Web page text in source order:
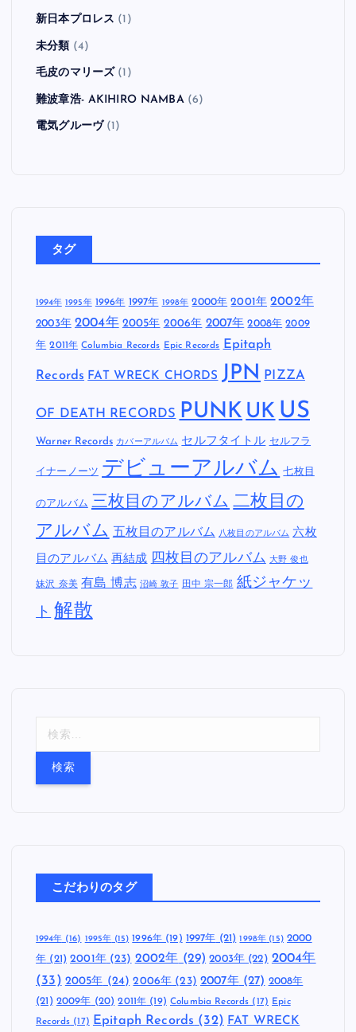
新日本プロレス (1)
未分類 (4)
毛皮のマリーズ (1)
難波章浩- AKIHIRO NAMBA(6)
電気グルーヴ(1)
タグ
1994年 1995年 1996年 1997年 1998年 2000年 2001年 2002年
2003年 2004年 2005年 2006年 2007年 2008年 2009
年 2011年 Columbia Records Epic Records Epitaph
Records FAT WRECK CHORDS JPN PIZZA
OF DEATH RECORDS PUNK UK US
Warner Records カバーアルバム セルフタイトル セルフラ
イナーノーツ デビューアルバム 七枚目
のアルバム 三枚目のアルバム 二枚目の
アルバム 五枚目のアルバム 八枚目のアルバム 六枚
目のアルバム 再結成 四枚目のアルバム 大野 俊也
妹沢 奈美 有島 博志 沼崎 敦子 田中 宗一郎 紙ジャケッ
ト 解散
こだわりのタグ
1994年(16) 1995年 (15) 1996年(19) 1997年 (21) 1998年 (15) 2000
年 (21) 2001年(23) 2002年 (29) 2003年 (22) 2004年
(33) 2005年 (24) 2006年 (23) 2007年(27) 2008年
(21) 2009年 (20) 2011年 (19) Columbia Records (17) Epic
Records (17) Epitaph Records (32) FAT WRECK